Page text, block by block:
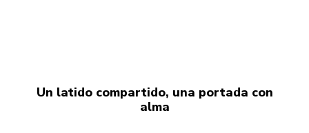
Un latido compartido, una portada con
alma